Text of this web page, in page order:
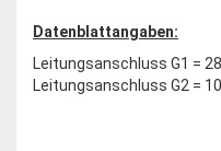
Datenblattangaben:
Leitungsanschluss G1 =
Leitungsanschluss G2 =